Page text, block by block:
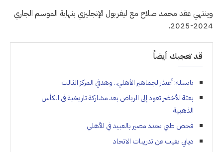
وينتهي عقد محمد صلاح مع ليفربول الإنجليزي بنهاية الموسم الجاري
2024-2025.
قد تعجبك أيضاً
يايسله: أعتذر لجماهير الأهلي.. وهدفي المركز الثالث
بعثة الأخضر تعود إلى الرياض بعد مشاركة تاريخية في الكأس
الذهبية
فحص طبي يحدد مصير بالعبيد في الأهلي
ديابي يغيب عن تدريبات الاتحاد